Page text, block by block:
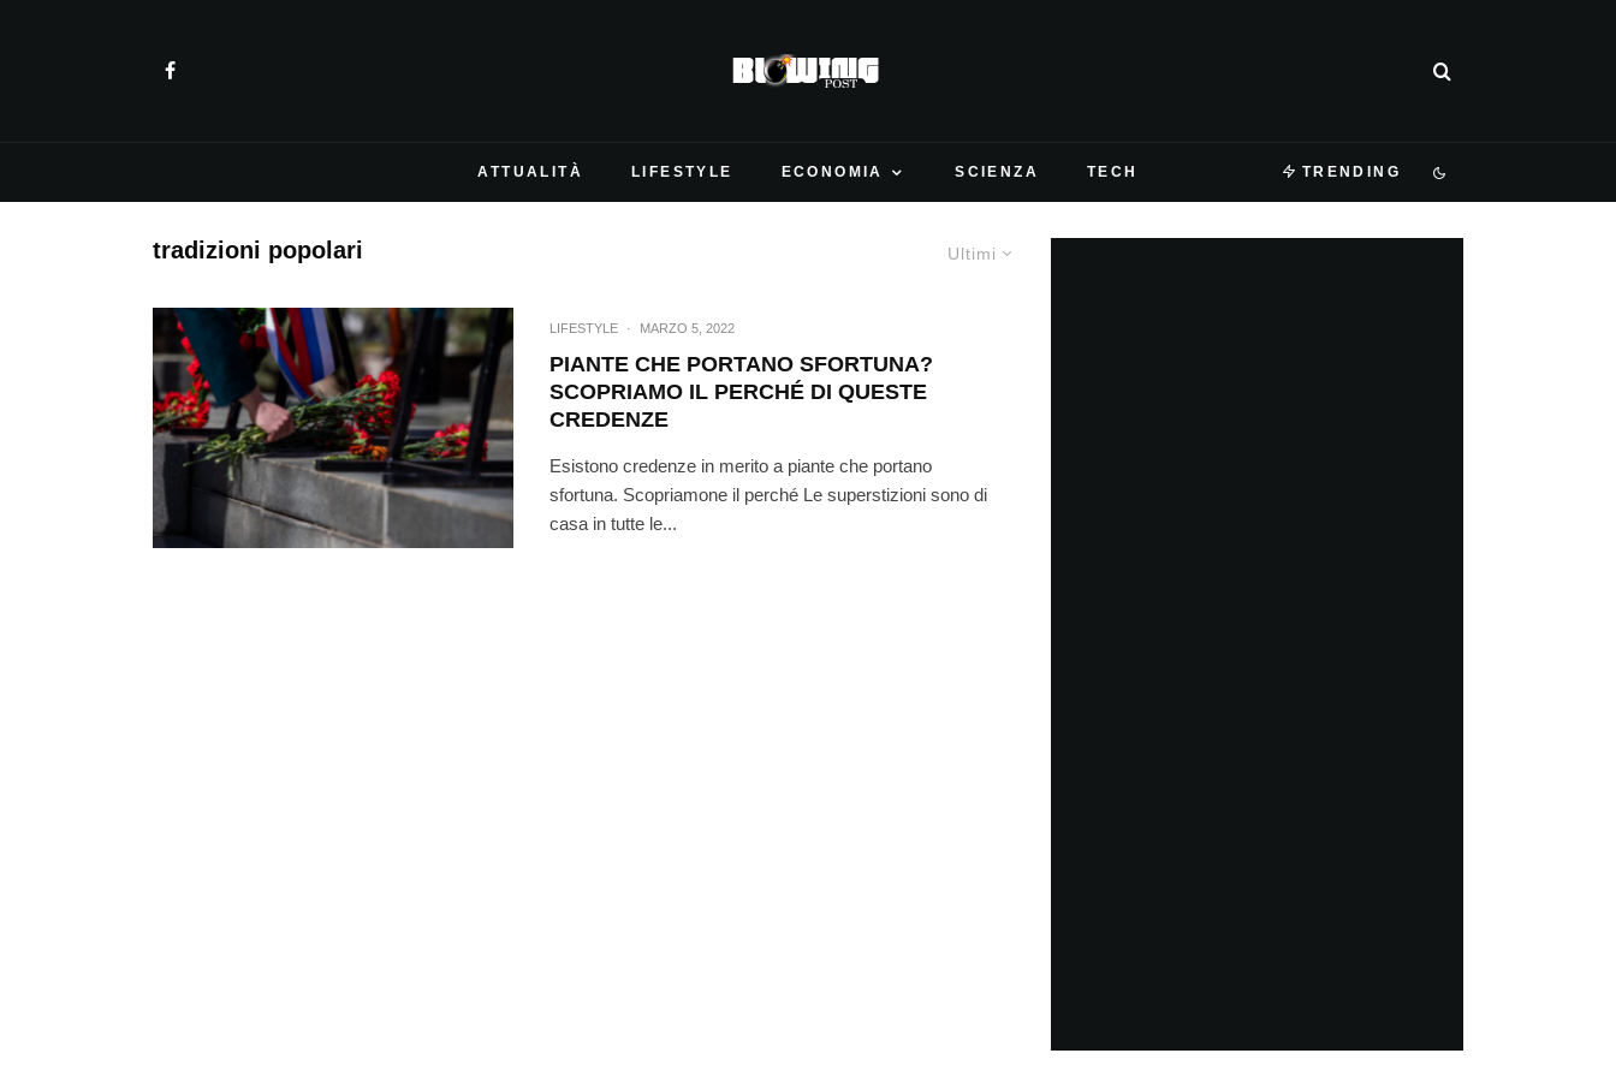
ATTUALITÀ LIFESTYLE ECONOMIA SCIENZA TECH TRENDING
Ultimi
tradizioni popolari
LIFESTYLE · MARZO 5, 2022
PIANTE CHE PORTANO SFORTUNA?
SCOPRIAMO IL PERCHÉ DI QUESTE
CREDENZE
Esistono credenze in merito a piante che portano
sfortuna. Scopriamone il perché Le superstizioni sono di
casa in tutte le...